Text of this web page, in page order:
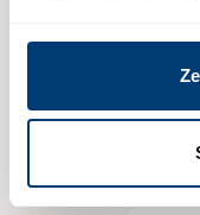
indywidualną
potrzeb